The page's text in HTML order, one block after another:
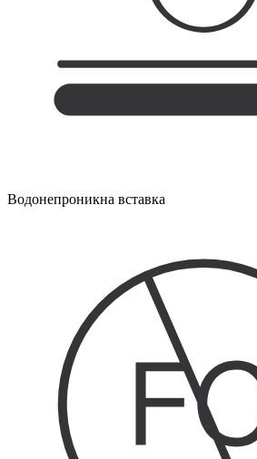
Водонепроникна вставка